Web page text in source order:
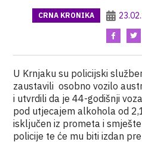
CRNA KRONIKA
U Krnjaku su policijski
zaustavili osobno vozilo
i utvrdili da je 44-godišnji
pod utjecajem alkohola od
isključen iz prometa i
policije te će mu biti izdan